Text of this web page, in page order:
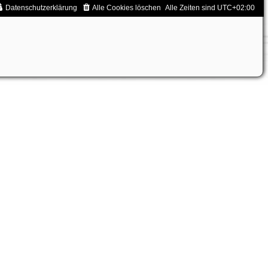
Alle Zeiten sind UTC+02:00
Alle Cookies löschen
Datenschutzerklärung